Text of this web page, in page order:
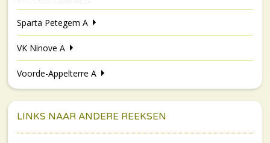
Sparta Petegem A
VK Ninove A
Voorde-Appelterre A
LINKS NAAR ANDERE REEKSEN